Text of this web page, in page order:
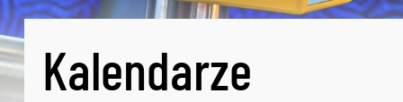
Kalendarze